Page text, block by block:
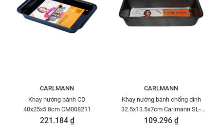
CARLMANN
Khay nướng bánh CD
40x25x5.8cm CM008211
221.184 ₫
CARLMANN
Khay nướng bánh chống dính
32.5x13.5x7cm Carlmann SL-
L001
109.296 ₫